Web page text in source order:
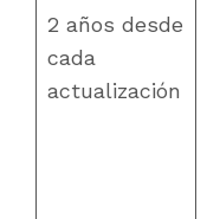
2 años desde
cada
actualización